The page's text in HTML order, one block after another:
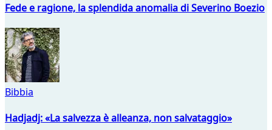
Fede e ragione, la splendida anomalia di Severino Boezio
Bibbia
Hadjadj: «La salvezza è alleanza, non salvataggio»